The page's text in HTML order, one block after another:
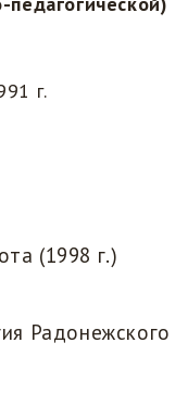
г.
(1998 г.)
Радонежского